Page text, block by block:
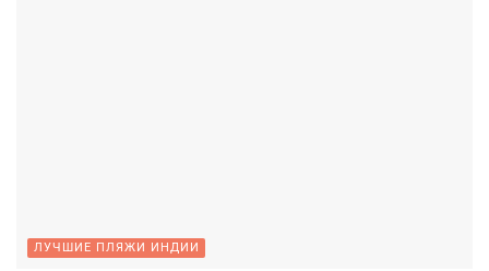
ЛУЧШИЕ ПЛЯЖИ ИНДИИ